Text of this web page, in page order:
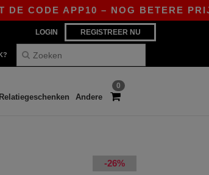
APP10 – NOG BETERE PRIJZEN
LOGIN REGISTREER NU
0
Relatiegeschenken Andere
-26%